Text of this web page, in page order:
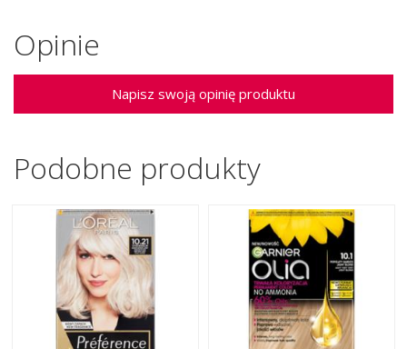
Opinie
Napisz swoją opinię produktu
Podobne produkty